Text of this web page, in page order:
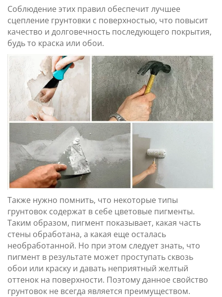
Соблюдение этих правил обеспечит лучшее
сцепление грунтовки с поверхностью, что повысит
качество и долговечность последующего покрытия,
будь то краска или обои.
Также нужно помнить, что некоторые типы
грунтовок содержат в себе цветовые пигменты.
Таким образом, пигмент показывает, какая часть
стены обработана, а какая еще осталась
необработанной. Но при этом следует знать, что
пигмент в результате может проступать сквозь
обои или краску и давать неприятный желтый
оттенок на поверхности. Поэтому данное свойство
грунтовок не всегда является преимуществом.